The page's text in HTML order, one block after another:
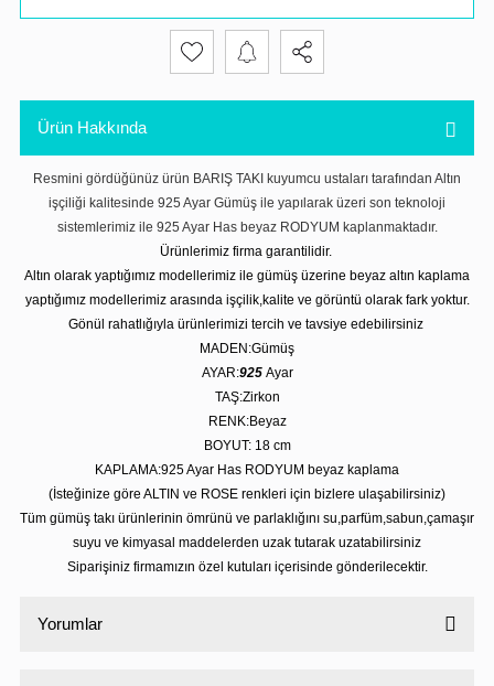
Ürün Hakkında
Resmini gördüğünüz ürün BARIŞ TAKI kuyumcu ustaları tarafından Altın
işçiliği kalitesinde 925 Ayar Gümüş ile yapılarak üzeri son teknoloji
sistemlerimiz ile 925 Ayar Has beyaz RODYUM kaplanmaktadır.
Ürünlerimiz firma garantilidir.
Altın olarak yaptığımız modellerimiz ile gümüş üzerine beyaz altın kaplama
yaptığımız modellerimiz arasında işçilik,kalite ve görüntü olarak fark yoktur.
Gönül rahatlığıyla ürünlerimizi tercih ve tavsiye edebilirsiniz
MADEN:Gümüş
AYAR:925 Ayar
TAŞ:Zirkon
RENK:Beyaz
BOYUT: 18 cm
KAPLAMA:925 Ayar Has RODYUM beyaz kaplama
(İsteğinize göre ALTIN ve ROSE renkleri için bizlere ulaşabilirsiniz)
Tüm gümüş takı ürünlerinin ömrünü ve parlaklığını su,parfüm,sabun,çamaşır
suyu ve kimyasal maddelerden uzak tutarak uzatabilirsiniz
Siparişiniz firmamızın özel kutuları içerisinde gönderilecektir.
Yorumlar